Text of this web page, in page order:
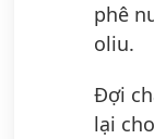
phê
oliu.
Đợi
lại